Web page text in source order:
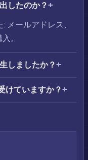
したのか？
メールアドレス、
。
しましたか？
けていますか？